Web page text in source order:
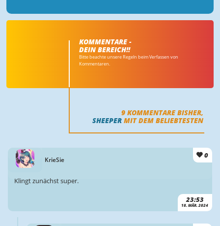
KOMMENTARE -
DEIN BEREICH!!
Bitte beachte unsere Regeln beim Verfassen von
Kommentaren.
9 KOMMENTARE BISHER,
SHEEPER MIT DEM BELIEBTESTEN
KrieSie
0
23:53
18. MÄR. 2024
Klingt zunächst super.